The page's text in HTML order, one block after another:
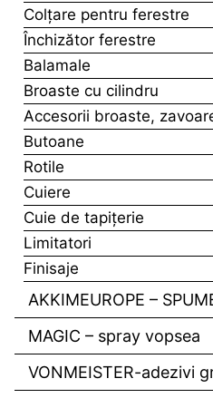
Colţare pentru ferestre
Închizător ferestre
Balamale
Broaste cu cilindru
Accesorii broaste,
Butoane
Rotile
Cuiere
Cuie de tapiţerie
Limitatori
Finisaje
AKKIMEUROPE –
MAGIC – spray vopsea
VONMEISTER-adezivi